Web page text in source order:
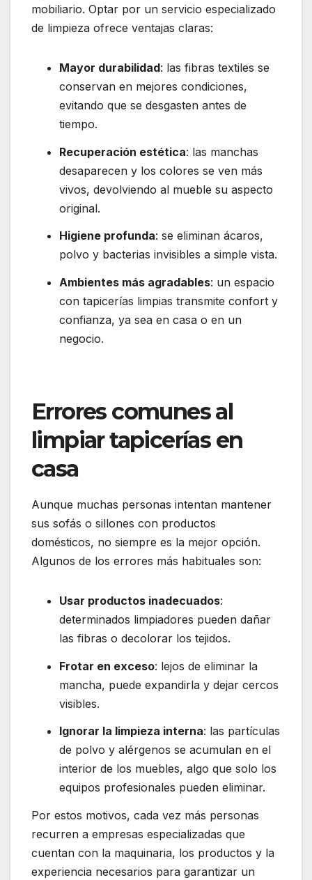
mobiliario. Optar por un servicio especializado
de limpieza ofrece ventajas claras:
Mayor durabilidad: las fibras textiles se
conservan en mejores condiciones,
evitando que se desgasten antes de
tiempo.
Recuperación estética: las manchas
desaparecen y los colores se ven más
vivos, devolviendo al mueble su aspecto
original.
Higiene profunda: se eliminan ácaros,
polvo y bacterias invisibles a simple vista.
Ambientes más agradables: un espacio
con tapicerías limpias transmite confort y
confianza, ya sea en casa o en un
negocio.
Errores comunes al
limpiar tapicerías en
casa
Aunque muchas personas intentan mantener
sus sofás o sillones con productos
domésticos, no siempre es la mejor opción.
Algunos de los errores más habituales son:
Usar productos inadecuados:
determinados limpiadores pueden dañar
las fibras o decolorar los tejidos.
Frotar en exceso: lejos de eliminar la
mancha, puede expandirla y dejar cercos
visibles.
Ignorar la limpieza interna: las partículas
de polvo y alérgenos se acumulan en el
interior de los muebles, algo que solo los
equipos profesionales pueden eliminar.
Por estos motivos, cada vez más personas
recurren a empresas especializadas que
cuentan con la maquinaria, los productos y la
experiencia necesarios para garantizar un